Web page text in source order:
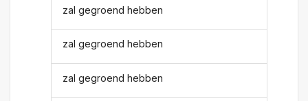
zal gegroend hebben
zal gegroend hebben
zal gegroend hebben